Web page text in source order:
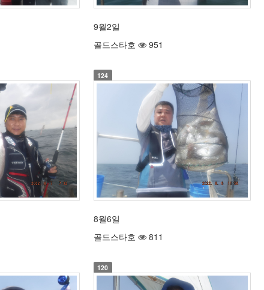
9월2일
골드스타호
951
124
8월6일
골드스타호
811
120